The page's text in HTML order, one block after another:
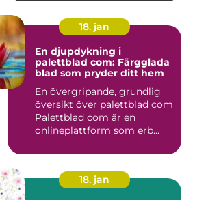
18. jan
En djupdykning i
palettblad com: Färgglada
blad som pryder ditt hem
En övergripande, grundlig
översikt över palettblad com
Palettblad com är en
onlineplattform som erb...
18. jan